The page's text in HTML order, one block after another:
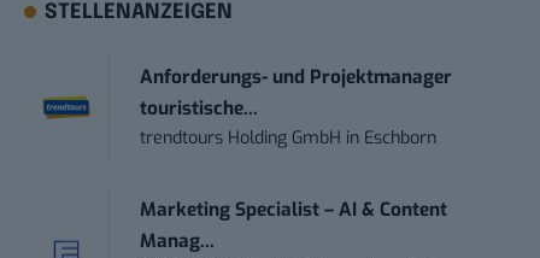
STELLENANZEIGEN
Anforderungs- und Projektmanager
touristische...
trendtours Holding GmbH in Eschborn
Marketing Specialist – AI & Content
Manag...